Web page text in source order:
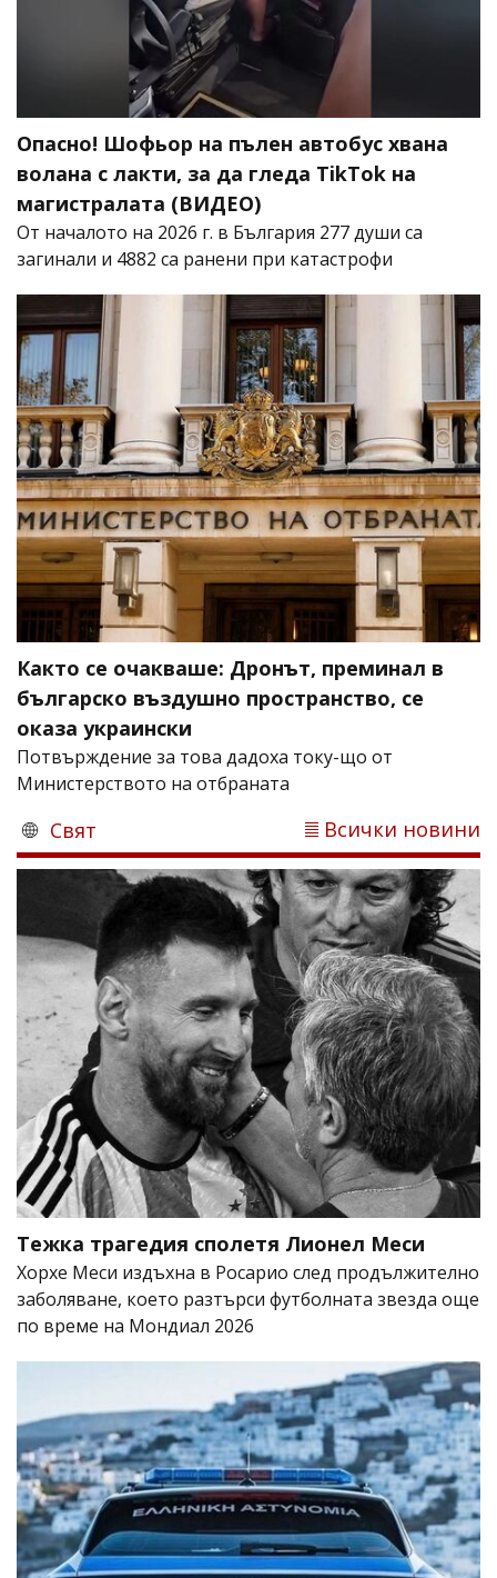
Опасно! Шофьор на пълен автобус хвана
волана с лакти, за да гледа TikTok на
магистралата (ВИДЕО)
От началото на 2026 г. в България 277 души са
загинали и 4882 са ранени при катастрофи
Както се очакваше: Дронът, преминал в
българско въздушно пространство, се
оказа украински
Потвърждение за това дадоха току-що от
Министерството на отбраната
Свят Всички новини
Тежка трагедия сполетя Лионел Меси
Хорхе Меси издъхна в Росарио след продължително
заболяване, което разтърси футболната звезда още
по време на Мондиал 2026